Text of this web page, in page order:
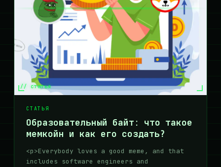
// статья
СТАТЬЯ
Образовательный байт: что такое
мемкойн и как его создать?
<p>Everybody loves a good meme, and that
includes software engineers and